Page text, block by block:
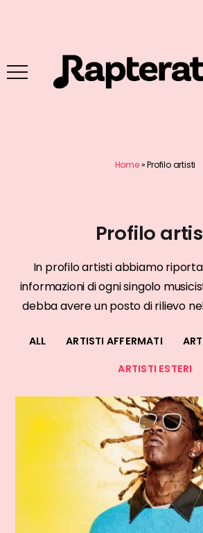
Home»Profilo artisti
Profilo
In profilo artisti abbiamo
informazioni di ogni singolo
debba avere un posto di rilievo
ALL ARTISTI AFFERMATI
ARTISTI ESTERI